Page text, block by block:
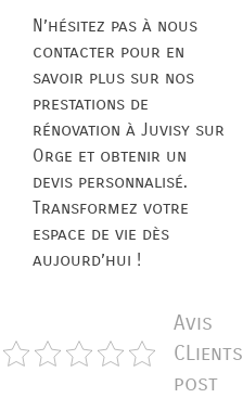
N’hésitez pas à nous
contacter pour en
savoir plus sur nos
prestations de
rénovation à Juvisy sur
Orge et obtenir un
devis personnalisé.
Transformez votre
espace de vie dès
aujourd’hui !
Avis
CLients
post